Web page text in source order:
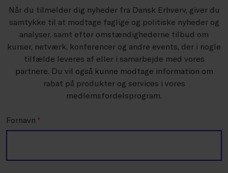
Når du tilmelder dig nyheder fra Dansk Erhverv, giver du
samtykke til at modtage faglige og politiske nyheder og
analyser, samt efter omstændighederne tilbud om
kurser, netværk, konferencer og andre events, der i nogle
tilfælde leveres af eller i samarbejde med vores
partnere. Du vil også kunne modtage information om
rabat på produkter og services i vores
medlemsfordelsprogram.
Fornavn *